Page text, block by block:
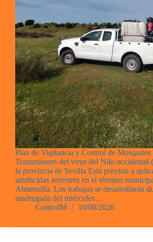
Plan de Vigilancia y Control de Mosquitos
Transmisores del virus del Nilo occidental
la provincia de Sevilla Está prevista a
adulticidas terrestres en el término
Almensilla. Los trabajos se desarrollarán
madrugada del miércoles…
ControlM
10/08/2026